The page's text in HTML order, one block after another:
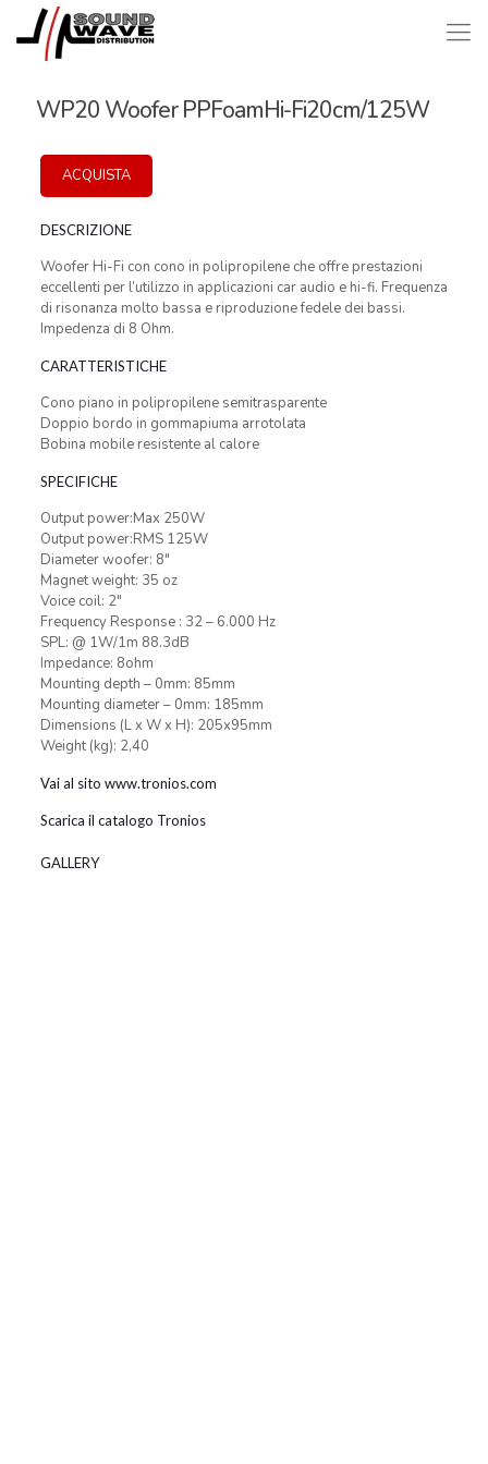
WP20 Woofer PPFoamHi-Fi20cm/125W
ACQUISTA
DESCRIZIONE
Woofer Hi-Fi con cono in polipropilene che offre prestazioni
eccellenti per l’utilizzo in applicazioni car audio e hi-fi. Frequenza
di risonanza molto bassa e riproduzione fedele dei bassi.
Impedenza di 8 Ohm.
CARATTERISTICHE
Cono piano in polipropilene semitrasparente
Doppio bordo in gommapiuma arrotolata
Bobina mobile resistente al calore
SPECIFICHE
Output power:Max 250W
Output power:RMS 125W
Diameter woofer: 8″
Magnet weight: 35 oz
Voice coil: 2″
Frequency Response : 32 – 6.000 Hz
SPL: @ 1W/1m 88.3dB
Impedance: 8ohm
Mounting depth – 0mm: 85mm
Mounting diameter – 0mm: 185mm
Dimensions (L x W x H): 205x95mm
Weight (kg): 2,40
Vai al sito www.tronios.com
Scarica il catalogo Tronios
GALLERY